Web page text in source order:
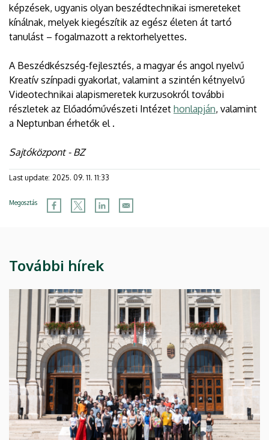
képzések, ugyanis olyan beszédtechnikai ismereteket
kínálnak, melyek kiegészítik az egész életen át tartó
tanulást – fogalmazott a rektorhelyettes.
A Beszédkészség-fejlesztés, a magyar és angol nyelvű
Kreatív színpadi gyakorlat, valamint a szintén kétnyelvű
Videotechnikai alapismeretek kurzusokról további
részletek az Előadóművészeti Intézet honlapján, valamint
a Neptunban érhetők el .
Sajtóközpont - BZ
Last update: 2025. 09. 11. 11:33
Megosztás
További hírek